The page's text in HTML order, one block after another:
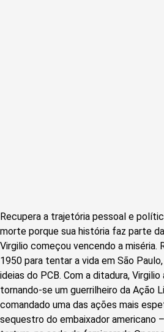
Recupera a trajetória pessoal e
morte porque sua história faz parte
Virgilio começou vencendo a miséria.
1950 para tentar a vida em São
ideias do PCB. Com a ditadura,
tornando-se um guerrilheiro da Ação
comandado uma das ações mais
sequestro do embaixador americano